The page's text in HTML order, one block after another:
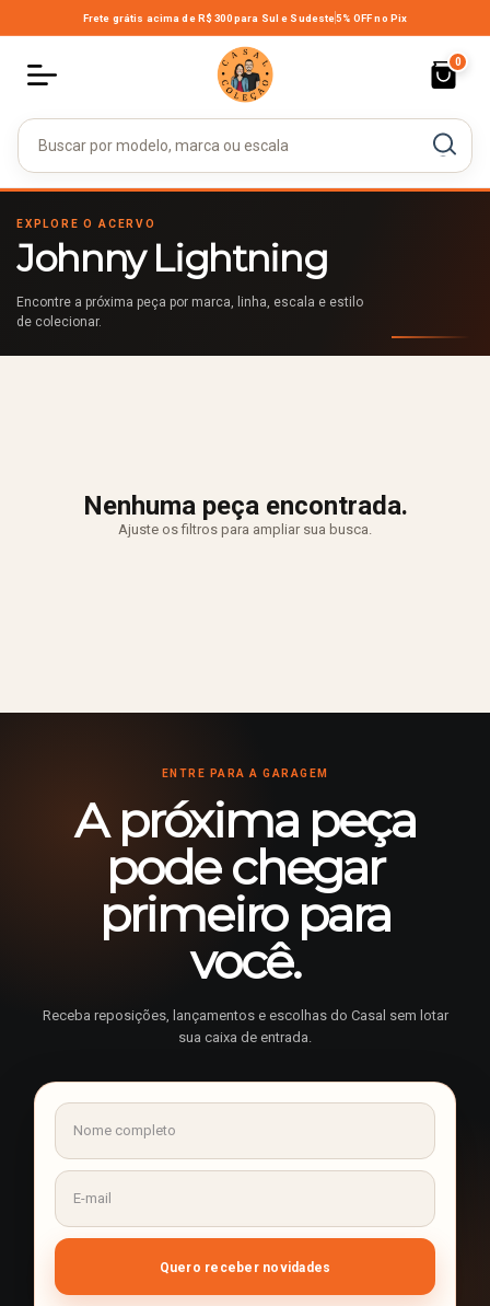
Frete grátis acima de R$ 300para Sul e Sudeste5% OFF no Pix
0
EXPLORE O ACERVO
Johnny Lightning
Encontre a próxima peça por marca, linha, escala e estilo
de colecionar.
Nenhuma peça encontrada.
Ajuste os filtros para ampliar sua busca.
ENTRE PARA A GARAGEM
A próxima peça
pode chegar
primeiro para
você.
Receba reposições, lançamentos e escolhas do Casal sem lotar
sua caixa de entrada.